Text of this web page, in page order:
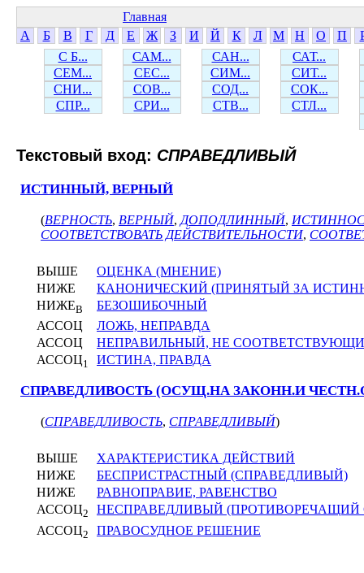
Главная
А
Б В Г Д Е Ж З И Й К Л М Н О П
С Б...
САМ... САН...
САТ...
СЕМ...
СЕС... СИМ...
СИТ...
СНИ...
СОВ... СОД...
СОК...
СПР...
СРИ... СТВ... СТЛ...
Текстовый вход: СПРАВЕДЛИВЫЙ
ИСТИННЫЙ, ВЕРНЫЙ
(ВЕРНОСТЬ, ВЕРНЫЙ, ДОПОДЛИННЫЙ,
СООТВЕТСТВОВАТЬ ДЕЙСТВИТЕЛЬНОСТИ,
ВЫШЕ
ОЦЕНКА (МНЕНИЕ)
НИЖЕ
КАНОНИЧЕСКИЙ (ПРИНЯТЫЙ ЗА
НИЖЕВ
БЕЗОШИБОЧНЫЙ
АССОЦ
ЛОЖЬ, НЕПРАВДА
АССОЦ
НЕПРАВИЛЬНЫЙ, НЕ
АССОЦ1 ИСТИНА, ПРАВДА
СПРАВЕДЛИВОСТЬ (ОСУЩ.НА ЗАКОНН.И
(СПРАВЕДЛИВОСТЬ, СПРАВЕДЛИВЫЙ)
ВЫШЕ
ХАРАКТЕРИСТИКА ДЕЙСТВИЙ
НИЖЕ
БЕСПРИСТРАСТНЫЙ (СПРАВЕДЛИВЫЙ)
НИЖЕ
РАВНОПРАВИЕ, РАВЕНСТВО
АССОЦ2
НЕСПРАВЕДЛИВЫЙ (ПРОТИВОРЕЧАЩИЙ
АССОЦ2 ПРАВОСУДНОЕ РЕШЕНИЕ